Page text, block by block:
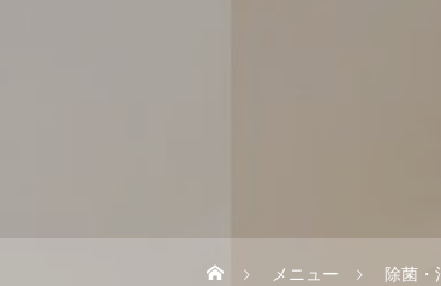
メニュー 除菌・